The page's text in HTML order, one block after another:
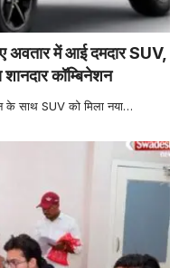
में आई दमदार SUV,
कॉम्बिनेशन
साथ SUV को मिला नया…